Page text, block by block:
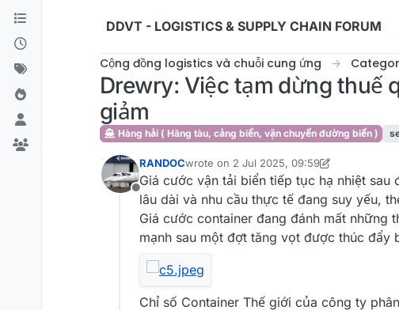
Skip to content
DDVT - LOGISTICS & SUPPLY CHAIN FORUM
Cộng đồng logistics và chuỗi cung ứng
Drewry: Việc tạm dừng thuế
giảm
Hàng hải ( Hãng tàu, cảng biển, vận chuyển đường biển )
Offline
RANDOCwrote on 2 Jul 2025, 09:59
last edited by ddvt7 Sep 2025, 21:46
Giá cước vận tải biển tiếp tục hạ nhiệt
lâu dài và nhu cầu thực tế đang suy yếu,
Giá cước container đang đánh mất những
mạnh sau một đợt tăng vọt được thúc đẩy
Chỉ số Container Thế giới của công ty